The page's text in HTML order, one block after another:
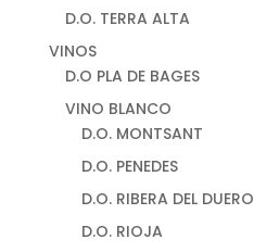
D.O. TERRA ALTA
VINOS
D.O PLA DE BAGES
VINO BLANCO
D.O. MONTSANT
D.O. PENEDES
D.O. RIBERA DEL DUERO
D.O. RIOJA